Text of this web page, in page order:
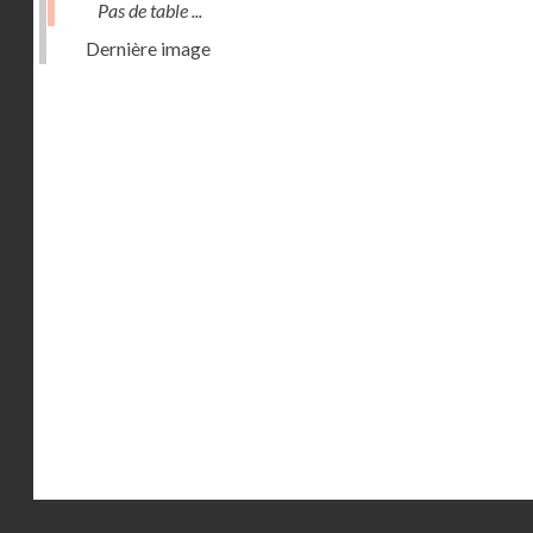
Pas de table ...
Dernière image